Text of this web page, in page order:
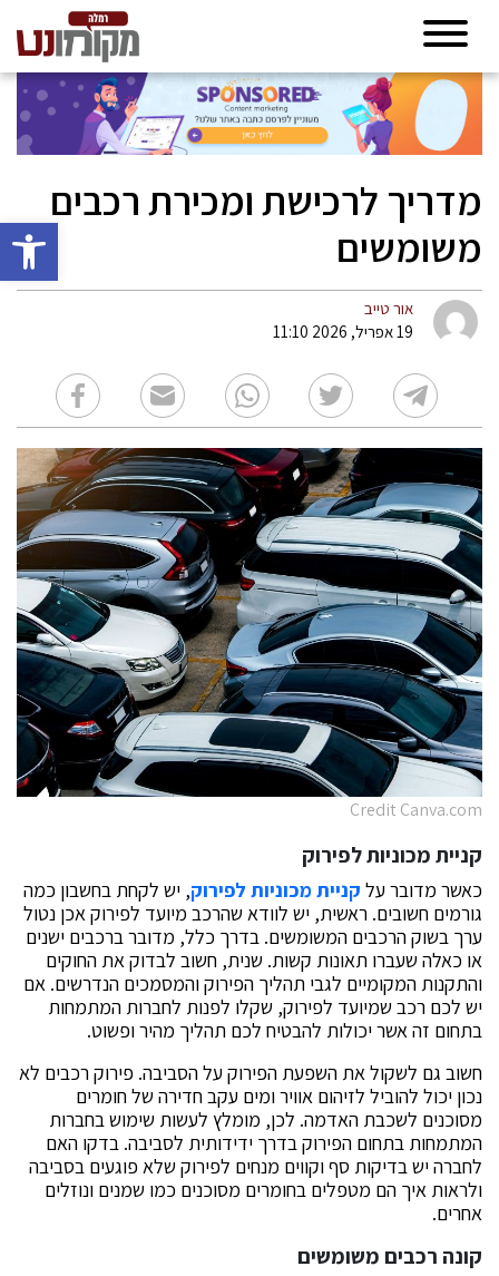
פתח
מדריך לרכישת ומכירת רכבים
משומשים
אור טייב
19 אפריל, 2026 11:10
Credit Canva.com
קניית מכוניות לפירוק
כאשר מדובר על קניית מכוניות לפירוק, יש לקחת בחשבון כמה
גורמים חשובים. ראשית, יש לוודא שהרכב מיועד לפירוק אכן נטול
ערך בשוק הרכבים המשומשים. בדרך כלל, מדובר ברכבים ישנים
או כאלה שעברו תאונות קשות. שנית, חשוב לבדוק את החוקים
והתקנות המקומיים לגבי תהליך הפירוק והמסמכים הנדרשים. אם
יש לכם רכב שמיועד לפירוק, שקלו לפנות לחברות המתמחות
בתחום זה אשר יכולות להבטיח לכם תהליך מהיר ופשוט.
חשוב גם לשקול את השפעת הפירוק על הסביבה. פירוק רכבים לא
נכון יכול להוביל לזיהום אוויר ומים עקב חדירה של חומרים
מסוכנים לשכבת האדמה. לכן, מומלץ לעשות שימוש בחברות
המתמחות בתחום הפירוק בדרך ידידותית לסביבה. בדקו האם
לחברה יש בדיקות סף וקווים מנחים לפירוק שלא פוגעים בסביבה
ולראות איך הם מטפלים בחומרים מסוכנים כמו שמנים ונוזלים
אחרים.
קונה רכבים משומשים